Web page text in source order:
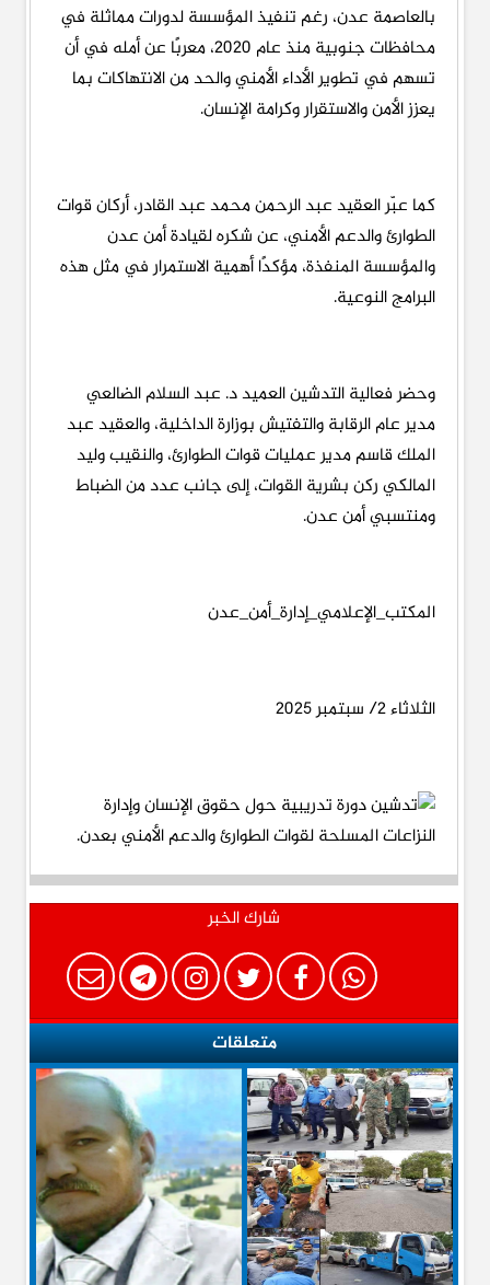
بالعاصمة عدن، رغم تنفيذ المؤسسة لدورات مماثلة في
محافظات جنوبية منذ عام 2020، معربًا عن أمله في أن
تسهم في تطوير الأداء الأمني والحد من الانتهاكات بما
يعزز الأمن والاستقرار وكرامة الإنسان.
كما عبّر العقيد عبد الرحمن محمد عبد القادر، أركان قوات
الطوارئ والدعم الأمني، عن شكره لقيادة أمن عدن
والمؤسسة المنفذة، مؤكدًا أهمية الاستمرار في مثل هذه
البرامج النوعية.
وحضر فعالية التدشين العميد د. عبد السلام الضالعي
مدير عام الرقابة والتفتيش بوزارة الداخلية، والعقيد عبد
الملك قاسم مدير عمليات قوات الطوارئ، والنقيب وليد
المالكي ركن بشرية القوات، إلى جانب عدد من الضباط
ومنتسبي أمن عدن.
المكتب_الإعلامي_إدارة_أمن_عدن
الثلاثاء 2/ سبتمبر 2025
شارك الخبر
متعلقات